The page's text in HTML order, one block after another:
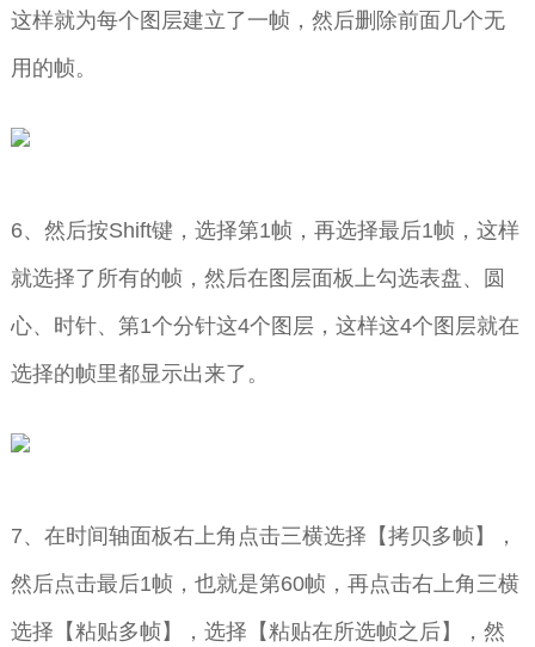
这样就为每个图层建立了一帧，然后删除前面几个无
用的帧。
6、然后按Shift键，选择第1帧，再选择最后1帧，这样
就选择了所有的帧，然后在图层面板上勾选表盘、圆
心、时针、第1个分针这4个图层，这样这4个图层就在
选择的帧里都显示出来了。
7、在时间轴面板右上角点击三横选择【拷贝多帧】，
然后点击最后1帧，也就是第60帧，再点击右上角三横
选择【粘贴多帧】，选择【粘贴在所选帧之后】，然